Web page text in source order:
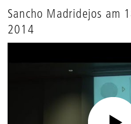
Sancho Madridejos am
2014